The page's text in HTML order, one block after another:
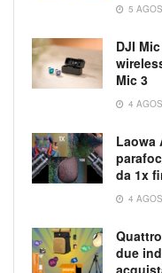
5
DJI
Mic 3
4
Laowa
da 1x
4
due